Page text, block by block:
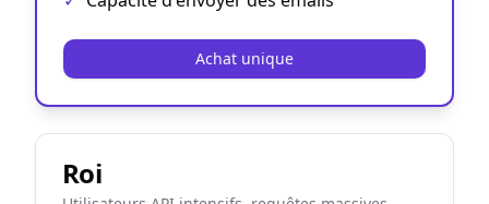
Achat unique
Roi